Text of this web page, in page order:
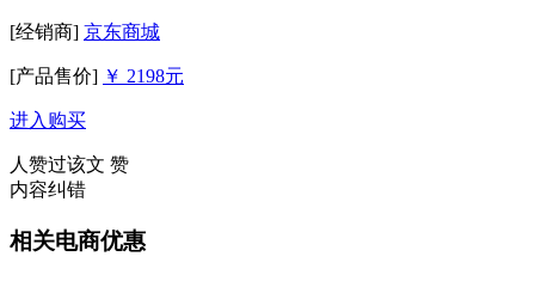
[经销商] 京东商城
[产品售价] ￥ 2198元
进入购买
人赞过该文 赞
内容纠错
相关电商优惠